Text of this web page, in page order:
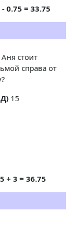
0.75 = 33.75
стоит
справа от
Д)15
+ 3 = 36.75